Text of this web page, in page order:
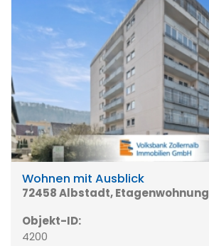
Wohnen mit Ausblick
72458 Albstadt, Etagenwohnung
Objekt-ID:
4200